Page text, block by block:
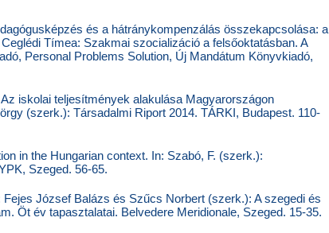
és a hátránykompenzálás összekapcsolása: a
Tímea: Szakmai szocializáció a felsőoktatásban. A
Personal Problems Solution, Új Mandátum Könyvkiadó,
iskolai teljesítmények alakulása Magyarországon
(szerk.): Társadalmi Riport 2014. TÁRKI, Budapest. 110-
in the Hungarian context. In: Szabó, F. (szerk.):
Szeged. 56-65.
József Balázs és Szűcs Norbert (szerk.): A szegedi és
Öt év tapasztalatai. Belvedere Meridionale, Szeged. 15-35.